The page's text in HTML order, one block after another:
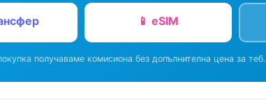
📱 eSIM
получаваме комисиона без допълнителна цена за теб.